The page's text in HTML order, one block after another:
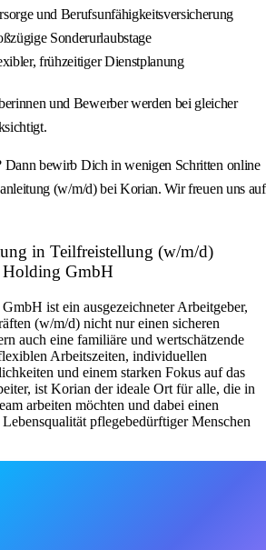
und Berufsunfähigkeitsversicherung
Sonderurlaubstage
frühzeitiger Dienstplanung
und Bewerber werden bei gleicher
Dann bewirb Dich in wenigen Schritten online
(w/m/d) bei Korian. Wir freuen uns auf
in Teilfreistellung (w/m/d)
GmbH
ist ein ausgezeichneter Arbeitgeber,
(w/m/d) nicht nur einen sicheren
auch eine familiäre und wertschätzende
Arbeitszeiten, individuellen
und einem starken Fokus auf das
ist Korian der ideale Ort für alle, die in
arbeiten möchten und dabei einen
pflegebedürftiger Menschen